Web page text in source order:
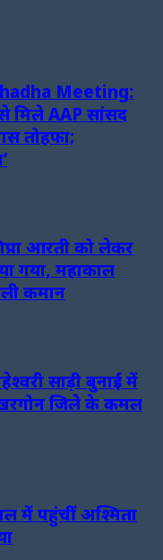
Meeting:
मिले AAP सांसद
तोहफा;
आरती को लेकर
गया, महाकाल
कमान
साड़ी बुनाई में
खरगोन जिले के कमल
में पहुंचीं अश्मिता